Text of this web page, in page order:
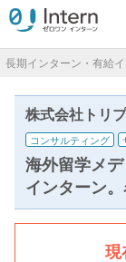
長期インターン・有給
株式会社トリ
コンサルティング
海外留学メ
インターン
現